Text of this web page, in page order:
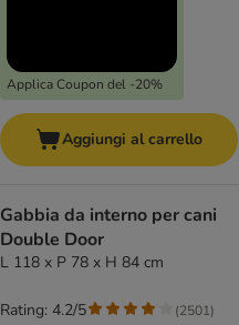
Applica Coupon del -20%
Aggiungi al carrello
Gabbia da interno per cani
Double Door
L 118 x P 78 x H 84 cm
Rating: 4.2/5 (2501)